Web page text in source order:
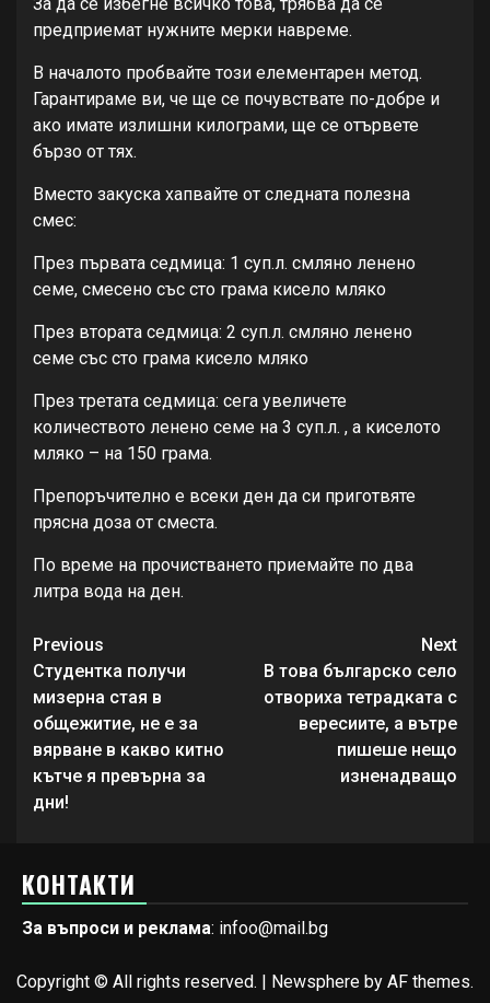
предприемат нужните мерки навреме.
В началото пробвайте този елементарен метод.
Гарантираме ви, че ще се почувствате по-добре и
ако имате излишни килограми, ще се отървете
бързо от тях.
Вместо закуска хапвайте от следната полезна
смес:
През първата седмица: 1 суп.л. смляно ленено
семе, смесено със сто грама кисело мляко
През втората седмица: 2 суп.л. смляно ленено
семе със сто грама кисело мляко
През третата седмица: сега увеличете
количеството ленено семе на 3 суп.л. , а киселото
мляко – на 150 грама.
Препоръчително е всеки ден да си приготвяте
прясна доза от сместа.
По време на прочистването приемайте по два
литра вода на ден.
Continue
Reading
Previous
Студентка получи
мизерна стая в
общежитие, не е за
вярване в какво китно
кътче я превърна за
дни!
Next
В това българско село
отвориха тетрадката с
вересиите, а вътре
пишеше нещо
изненадващо
КОНТАКТИ
За въпроси и реклама: infoo@mail.bg
Copyright © All rights reserved. | Newsphere by AF themes.